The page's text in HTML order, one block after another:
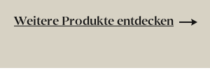
Weitere Produkte entdecken